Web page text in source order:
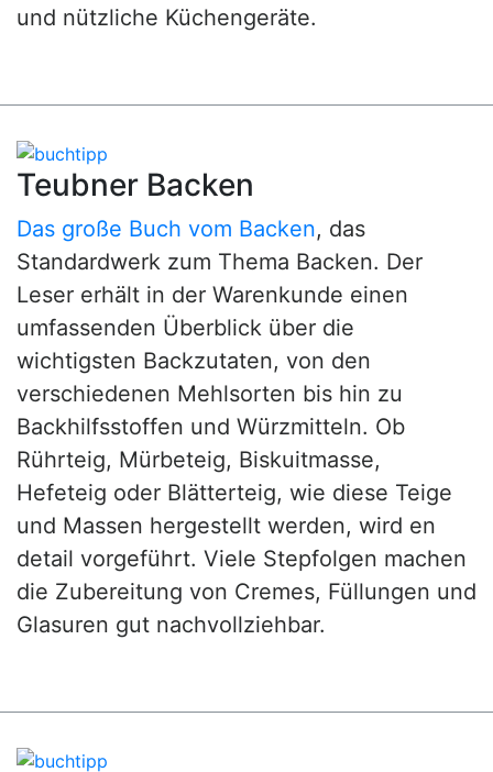
und nützliche Küchengeräte.
Teubner Backen
Das große Buch vom Backen, das
Standardwerk zum Thema Backen. Der
Leser erhält in der Warenkunde einen
umfassenden Überblick über die
wichtigsten Backzutaten, von den
verschiedenen Mehlsorten bis hin zu
Backhilfsstoffen und Würzmitteln. Ob
Rührteig, Mürbeteig, Biskuitmasse,
Hefeteig oder Blätterteig, wie diese Teige
und Massen hergestellt werden, wird en
detail vorgeführt. Viele Stepfolgen machen
die Zubereitung von Cremes, Füllungen und
Glasuren gut nachvollziehbar.